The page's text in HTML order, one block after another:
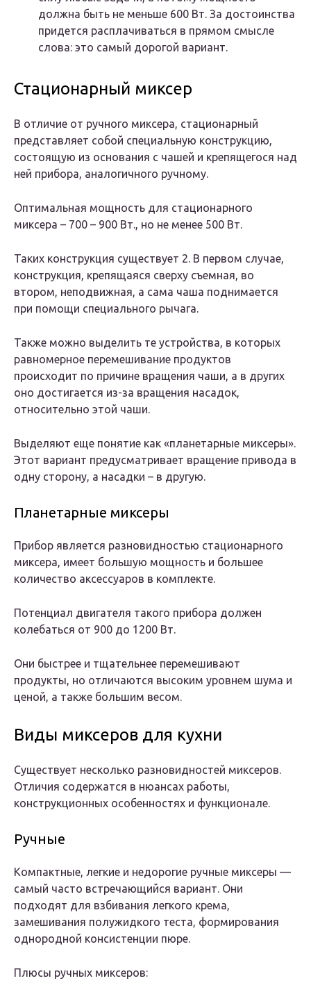
должна быть не меньше 600 Вт. За достоинства
придется расплачиваться в прямом смысле
слова: это самый дорогой вариант.
Стационарный миксер
В отличие от ручного миксера, стационарный
представляет собой специальную конструкцию,
состоящую из основания с чашей и крепящегося над
ней прибора, аналогичного ручному.
Оптимальная мощность для стационарного
миксера – 700 – 900 Вт., но не менее 500 Вт.
Таких конструкция существует 2. В первом случае,
конструкция, крепящаяся сверху съемная, во
втором, неподвижная, а сама чаша поднимается
при помощи специального рычага.
Также можно выделить те устройства, в которых
равномерное перемешивание продуктов
происходит по причине вращения чаши, а в других
оно достигается из-за вращения насадок,
относительно этой чаши.
Выделяют еще понятие как «планетарные миксеры».
Этот вариант предусматривает вращение привода в
одну сторону, а насадки – в другую.
Планетарные миксеры
Прибор является разновидностью стационарного
миксера, имеет большую мощность и большее
количество аксессуаров в комплекте.
Потенциал двигателя такого прибора должен
колебаться от 900 до 1200 Вт.
Они быстрее и тщательнее перемешивают
продукты, но отличаются высоким уровнем шума и
ценой, а также большим весом.
Виды миксеров для кухни
Существует несколько разновидностей миксеров.
Отличия содержатся в нюансах работы,
конструкционных особенностях и функционале.
Ручные
Компактные, легкие и недорогие ручные миксеры —
самый часто встречающийся вариант. Они
подходят для взбивания легкого крема,
замешивания полужидкого теста, формирования
однородной консистенции пюре.
Плюсы ручных миксеров: